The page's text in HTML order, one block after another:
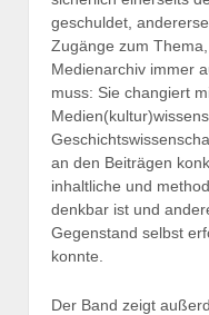
geschuldet,
Zugänge zum
Medienarchiv immer
muss: Sie changiert
an den Beiträgen
inhaltliche und
denkbar ist und
Gegenstand selbst
konnte.
Der Band zeigt